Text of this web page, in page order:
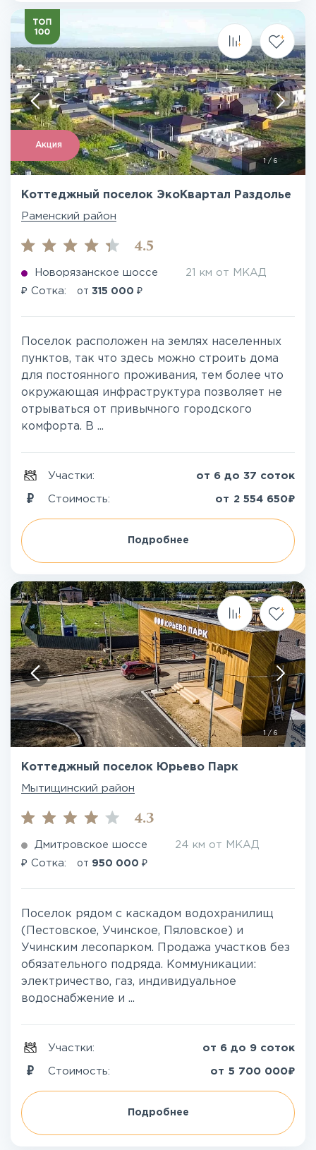
Акция
1/ 6
Коттеджный поселок ЭкоКвартал Раздолье
Раменский район
4.5
Новорязанское шоссе 21 км от МКАД
₽ Сотка: от 315 000 ₽
Поселок расположен на землях населенных
пунктов, так что здесь можно строить дома
для постоянного проживания, тем более что
окружающая инфраструктура позволяет не
отрываться от привычного городского
комфорта. В ...
Участки: от 6 до 37 соток
Стоимость: от 2 554 650₽
Подробнее
1 / 6
Коттеджный поселок Юрьево Парк
Мытищинский район
4.3
Дмитровское шоссе 24 км от МКАД
₽ Сотка: от 950 000 ₽
Поселок рядом с каскадом водохранилищ
(Пестовское, Учинское, Пяловское) и
Учинским лесопарком. Продажа участков без
обязательного подряда. Коммуникации:
электричество, газ, индивидуальное
водоснабжение и ...
Участки: от 6 до 9 соток
Стоимость: от 5 700 000₽
Подробнее